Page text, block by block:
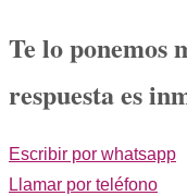
Te lo ponemos
respuesta es
Escribir por whatsapp
Llamar por teléfono